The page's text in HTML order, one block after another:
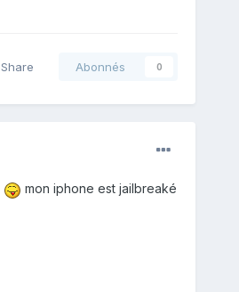
Share Abonnés 0
mon iphone est jailbreaké